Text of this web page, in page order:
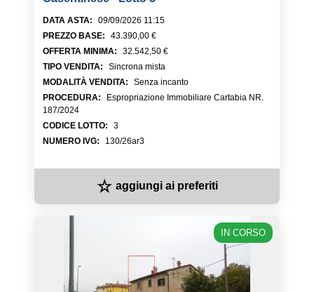
DATA ASTA:
09/09/2026 11:15
PREZZO BASE:
43.390,00 €
OFFERTA MINIMA:
32.542,50 €
TIPO VENDITA:
Sincrona mista
MODALITÀ VENDITA:
Senza incanto
PROCEDURA:
Espropriazione Immobiliare Cartabia NR.
187/2024
CODICE LOTTO:
3
NUMERO IVG: 130/26ar3
☆ aggiungi ai preferiti
IN CORSO